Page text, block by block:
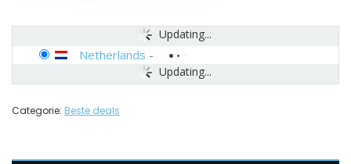
Updating...
Updating...
Netherlands -
Categorie: Beste deals